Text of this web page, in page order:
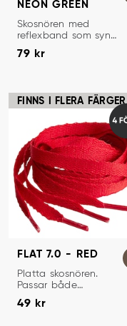
NEON GREEN
SKOSNÖREN
Skosnören med
reflexband som syns
Pris
79 kr
FINNS I FLERA FÄRGER
FLAT 7.0 - RED
SKOSNÖREN
Platta skosnören.
Passar både
sneakers och
sportskor.
Pris:
49 kr